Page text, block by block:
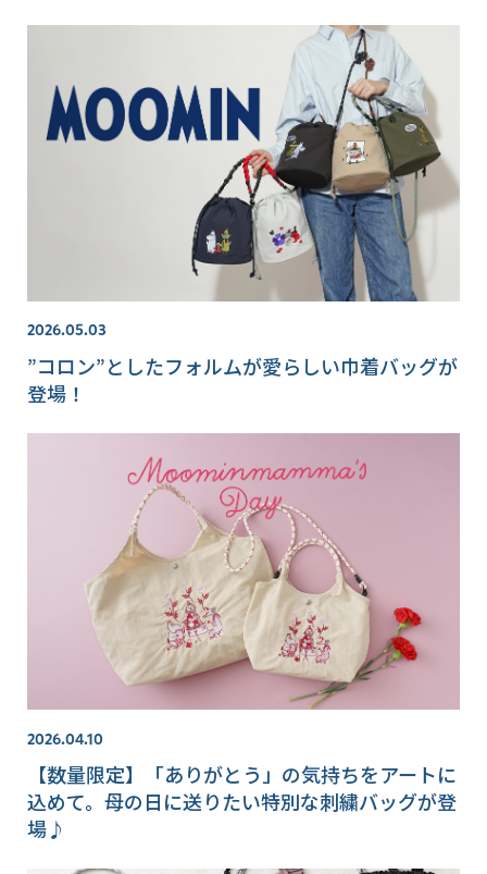
2026.05.03
”コロン”としたフォルムが愛らしい巾着バッグが
登場！
2026.04.10
【数量限定】「ありがとう」の気持ちをアートに
込めて。母の日に送りたい特別な刺繍バッグが登
場♪